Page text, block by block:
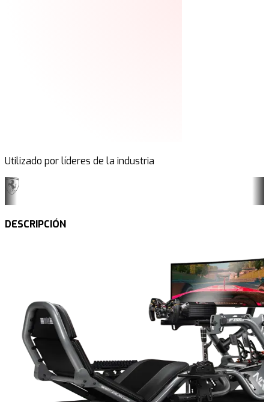
Utilizado por líderes de la industria
DESCRIPCIÓN